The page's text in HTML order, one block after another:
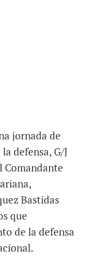
jornada de
defensa, G/J
Comandante
Bastidas
que
de la defensa